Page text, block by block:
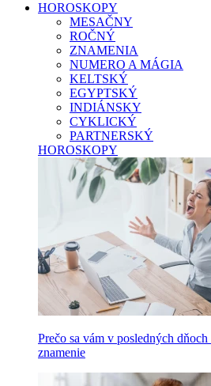
HOROSKOPY
MESAČNY
ROČNÝ
ZNAMENIA
NUMERO A MÁGIA
KELTSKÝ
EGYPTSKÝ
INDIÁNSKY
CYKLICKÝ
PARTNERSKÝ
HOROSKOPY
Prečo sa vám v posledných
znamenie